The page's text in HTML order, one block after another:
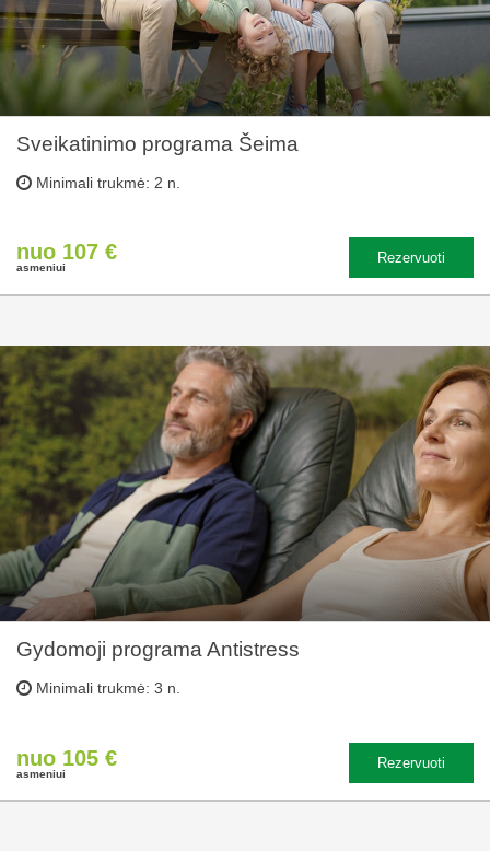
Sveikatinimo programa Šeima
Minimali trukmė: 2 n.
nuo 107 €
asmeniui
Rezervuoti
Gydomoji programa Antistress
Minimali trukmė: 3 n.
nuo 105 €
asmeniui
Rezervuoti